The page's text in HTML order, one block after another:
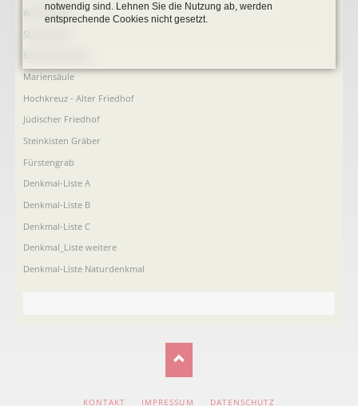
Windmühle
Ständehaus
Schmiede Galen
Mariensäule
Hochkreuz - Alter Friedhof
Jüdischer Friedhof
Steinkisten Gräber
Fürstengrab
Denkmal-Liste A
Denkmal-Liste B
Denkmal-Liste C
Denkmal_Liste weitere
Denkmal-Liste Naturdenkmal
KONTAKT IMPRESSUM DATENSCHUTZ
notwendig sind. Lehnen Sie die Nutzung ab, werden
entsprechende Cookies nicht gesetzt.